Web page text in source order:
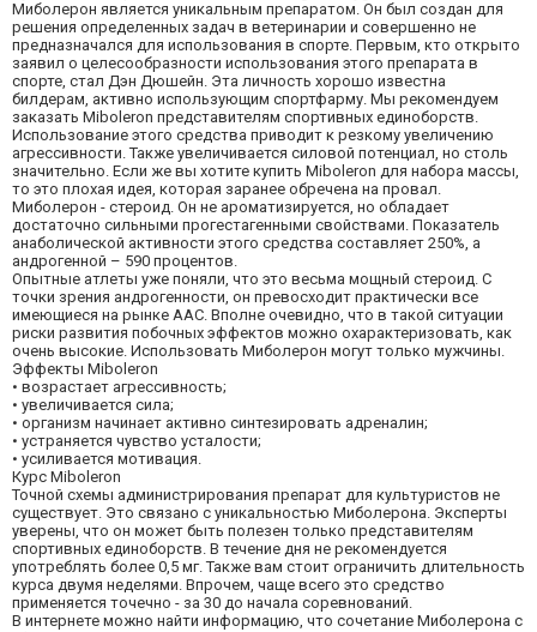
Миболерон является уникальным препаратом. Он был создан для
решения определенных задач в ветеринарии и совершенно не
предназначался для использования в спорте. Первым, кто открыто
заявил о целесообразности использования этого препарата в
спорте, стал Дэн Дюшейн. Эта личность хорошо известна
билдерам, активно использующим спортфарму. Мы рекомендуем
заказать Miboleron представителям спортивных единоборств.
Использование этого средства приводит к резкому увеличению
агрессивности. Также увеличивается силовой потенциал, но столь
значительно. Если же вы хотите купить Miboleron для набора массы,
то это плохая идея, которая заранее обречена на провал.
Миболерон - стероид. Он не ароматизируется, но обладает
достаточно сильными прогестагенными свойствами. Показатель
анаболической активности этого средства составляет 250%, а
андрогенной – 590 процентов.
Опытные атлеты уже поняли, что это весьма мощный стероид. С
точки зрения андрогенности, он превосходит практически все
имеющиеся на рынке ААС. Вполне очевидно, что в такой ситуации
риски развития побочных эффектов можно охарактеризовать, как
очень высокие. Использовать Миболерон могут только мужчины.
Эффекты Miboleron
• возрастает агрессивность;
• увеличивается сила;
• организм начинает активно синтезировать адреналин;
• устраняется чувство усталости;
• усиливается мотивация.
Курс Miboleron
Точной схемы администрирования препарат для культуристов не
существует. Это связано с уникальностью Миболерона. Эксперты
уверены, что он может быть полезен только представителям
спортивных единоборств. В течение дня не рекомендуется
употреблять более 0,5 мг. Также вам стоит ограничить длительность
курса двумя неделями. Впрочем, чаще всего это средство
применяется точечно - за 30 до начала соревнований.
В интернете можно найти информацию, что сочетание Миболерона с